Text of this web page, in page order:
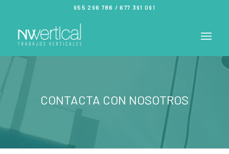
955 296 786 /677 391 091
CONTACTA CON NOSOTROS